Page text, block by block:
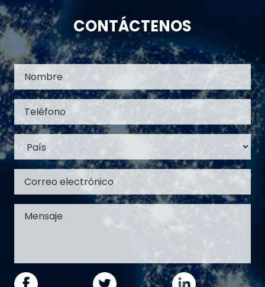
CONTÁCTENOS